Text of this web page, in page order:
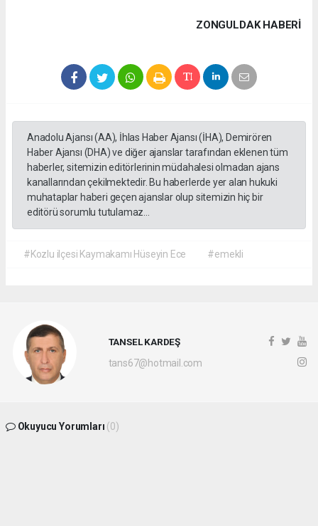
ZONGULDAK HABERİ
Anadolu Ajansı (AA), İhlas Haber Ajansı (İHA), Demirören
Haber Ajansı (DHA) ve diğer ajanslar tarafından eklenen tüm
haberler, sitemizin editörlerinin müdahalesi olmadan ajans
kanallarından çekilmektedir. Bu haberlerde yer alan hukuki
muhataplar haberi geçen ajanslar olup sitemizin hiç bir
editörü sorumlu tutulamaz...
#Kozlu ilçesi Kaymakamı Hüseyin Ece #emekli
TANSEL KARDEŞ
tans67@hotmail.com
Okuyucu Yorumları (0)